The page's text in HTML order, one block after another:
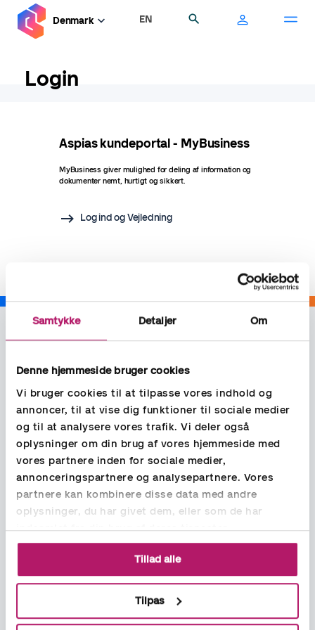
Samtykke Detaljer Om
Denne hjemmeside bruger cookies
Vi bruger cookies til at tilpasse vores indhold og
annoncer, til at vise dig funktioner til sociale medier
og til at analysere vores trafik. Vi deler også
oplysninger om din brug af vores hjemmeside med
vores partnere inden for sociale medier,
annonceringspartnere og analysepartnere. Vores
partnere kan kombinere disse data med andre
oplysninger, du har givet dem, eller som de har
indsamlet fra din brug af deres tjenester.
Tillad alle
Tilpas
hovedindhold
Denmark EN
Login
Aspias kundeportal - MyBusiness
MyBusiness giver mulighed for deling af information og
dokumenter nemt, hurtigt og sikkert.
Log ind og Vejledning
Ydelser
Bogholder
Lønadministration
Regnskabsassistance
Rekruttering økonomi, løn og HR
HR ydelser
Nyheder